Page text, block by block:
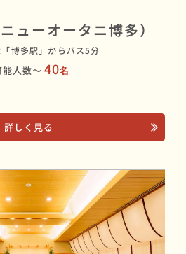
ューオータニ博多）
博多駅」からバス5分
人数〜 40名
詳しく見る